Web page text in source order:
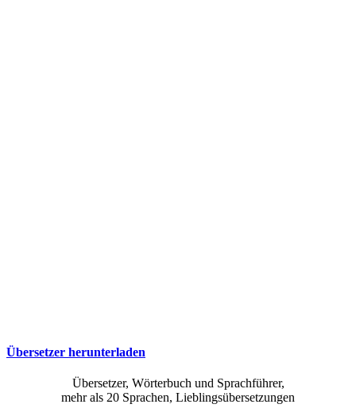
Übersetzer herunterladen
Übersetzer, Wörterbuch und Sprachführer,
mehr als 20 Sprachen, Lieblingsübersetzungen